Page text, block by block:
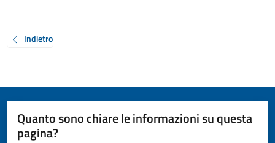
Indietro
Quanto sono chiare le informazioni su questa
pagina?